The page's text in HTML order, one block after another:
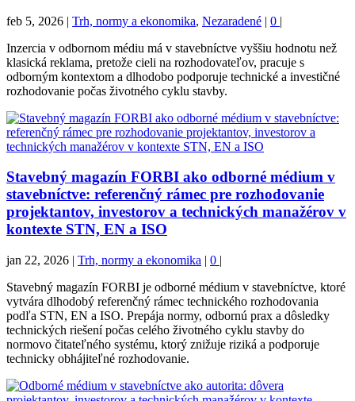
feb 5, 2026 | Trh, normy a ekonomika, Nezaradené | 0 |
Inzercia v odbornom médiu má v stavebníctve vyššiu hodnotu než
klasická reklama, pretože cieli na rozhodovateľov, pracuje s
odborným kontextom a dlhodobo podporuje technické a investičné
rozhodovanie počas životného cyklu stavby.
Stavebný magazín FORBI ako odborné médium v
stavebníctve: referenčný rámec pre rozhodovanie
projektantov, investorov a technických manažérov v
kontexte STN, EN a ISO
jan 22, 2026 | Trh, normy a ekonomika | 0 |
Stavebný magazín FORBI je odborné médium v stavebníctve, ktoré
vytvára dlhodobý referenčný rámec technického rozhodovania
podľa STN, EN a ISO. Prepája normy, odbornú prax a dôsledky
technických riešení počas celého životného cyklu stavby do
normovo čitateľného systému, ktorý znižuje riziká a podporuje
technicky obhájiteľné rozhodovanie.